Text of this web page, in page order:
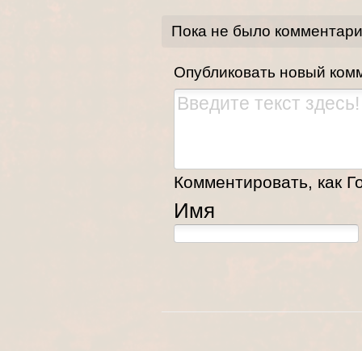
Пока не было
Опубликовать новый
Комментировать, как
Имя